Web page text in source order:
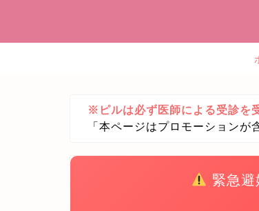
※ピルは必ず医師による受診を
「本ページはプロモーションが
緊急